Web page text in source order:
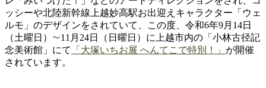
ッシーや北陸新幹線上越妙高駅お出迎えキャラクター「ウェ
ルモ」のデザインをされていて、この度、令和6年9月14日
（土曜日）
11月24日（日曜日）に上越市内の「小林古径記
念美術館」にて
「大塚いちお展 へんてこで特別！」 が開催
されています。